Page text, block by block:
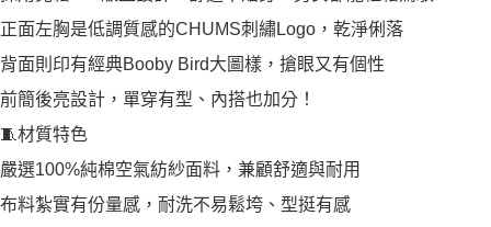
正面左胸是低調質感的CHUMS刺繡Logo，乾淨俐落
背面則印有經典Booby Bird大圖樣，搶眼又有個性
前簡後亮設計，單穿有型、內搭也加分！
🧵材質特色
嚴選100%純棉空氣紡紗面料，兼顧舒適與耐用
布料紮實有份量感，耐洗不易鬆垮、型挺有感